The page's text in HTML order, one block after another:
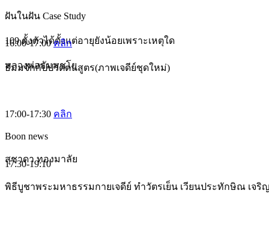
ฝันในฝัน Case Study
109 ตั้งตัวได้ตั้งแต่อายุยังน้อยเพราะเหตุใด
หลวงพ่อธัมมชโย
16:00-17:00คลิก
ธัมมจักกัปปวัตตนสูตร(ภาพเจดีย์ชุดใหม่)
17:00-17:30 คลิก
Boon news
สุชาดา ทองมาลัย
17:30-19:10
พิธีบูชาพระมหาธรรมกายเจดีย์ ทำวัตรเย็น เวียนประทักษิณ เจ